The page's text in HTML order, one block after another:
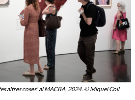
altres coses' al MACBA, 2024. © Miquel Coll